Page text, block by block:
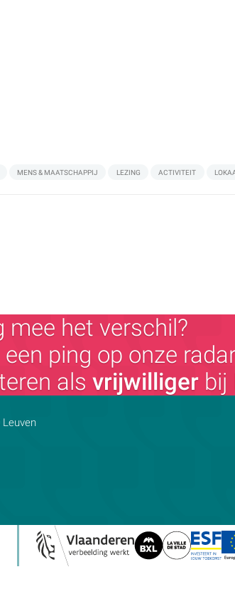
MENS & MAATSCHAPPIJ LEZING ACTIVITEIT
mee het verschil?
ping op onze
als vrijwilliger bij
Leuven